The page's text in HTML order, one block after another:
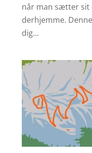
når man sætter sit
derhjemme.
dig...